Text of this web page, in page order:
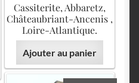
Cassiterite, Abbaretz,
Châteaubriant-Ancenis ,
Loire-Atlantique.
Ajouter au panier